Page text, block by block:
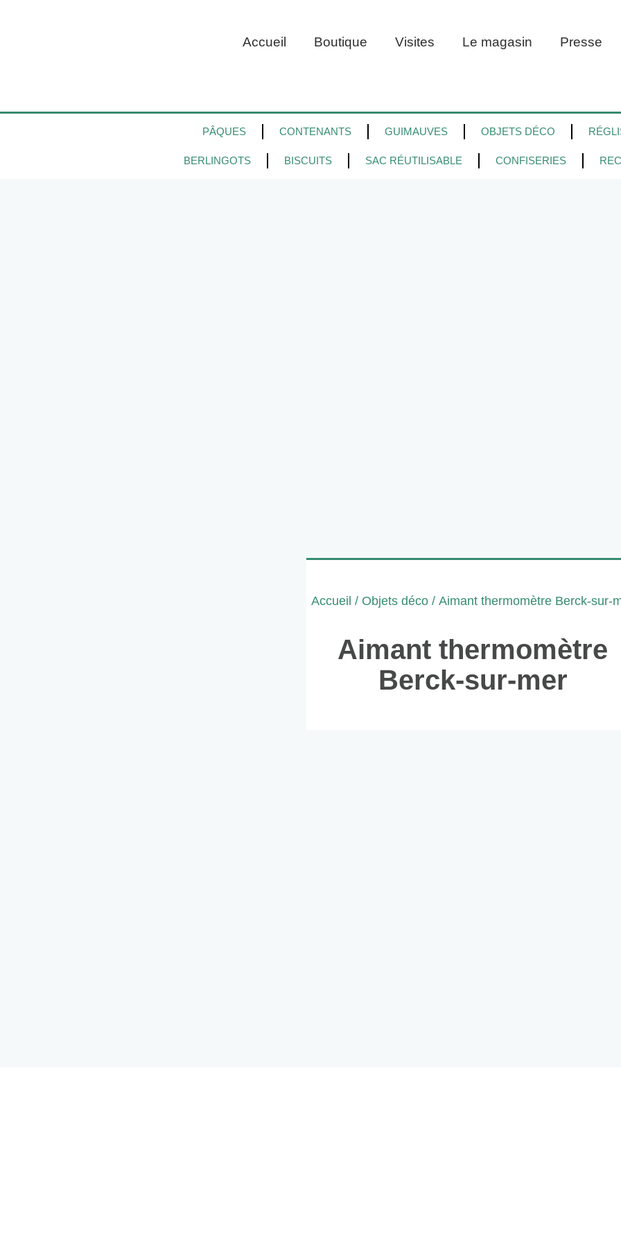
Accueil Boutique Visites Le magasin Presse
PÂQUES CONTENANTS GUIMAUVES OBJETS DÉCO
BERLINGOTS BISCUITS SAC RÉUTILISABLE CONFISERIES
Accueil / Objets déco / Aimant thermomètre Berck-sur-
Aimant thermomètre
Berck-sur-mer